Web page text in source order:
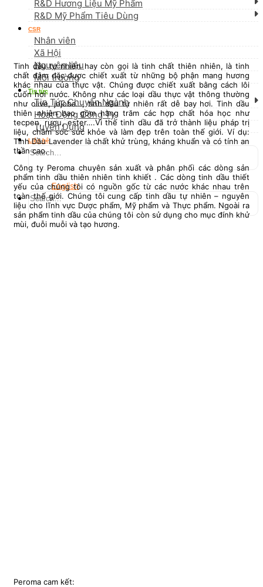
R&D Hương Liệu Mỹ Phẩm
R&D Mỹ Phẩm Tiêu Dùng
CSR
Nhân viên
Xã Hội
Nguyên liệu
Môi trường
Tin tức
Tin Tức Chuyên Ngành
Hoạt Động Công Ty
Tuyển Dụng
Liên hệ
English
Tinh dầu tự nhiên hay còn gọi là tinh chất thiên nhiên, là tinh
chất đậm đặc được chiết xuất từ những bộ phận mang hương
khác nhau của thực vật. Chúng được chiết xuất bằng cách lôi
cuốn hơi nước. Không như các loại dầu thực vật thông thường
như olive, jojoba…, tinh dầu tự nhiên rất dễ bay hơi. Tinh dầu
thiên nhiên bao gồm hàng trăm các hợp chất hóa học như
tecpen, rượu, ester….Vì thế tinh dầu đã trở thành liệu pháp trị
liệu, chăm sóc sức khỏe và làm đẹp trên toàn thế giới. Ví dụ:
Tinh Dầu Lavender là chất khử trùng, kháng khuẩn và có tính an
thần cao.
Công ty Peroma chuyên sản xuất và phân phối các dòng sản
phẩm tinh dầu thiên nhiên tinh khiết . Các dòng tinh dầu thiết
yếu của chúng tôi có nguồn gốc từ các nước khác nhau trên
toàn thế giới. Chúng tôi cung cấp tinh dầu tự nhiên – nguyên
liệu cho lĩnh vực Dược phẩm, Mỹ phẩm và Thực phẩm. Ngoài ra
sản phẩm tinh dầu của chúng tôi còn sử dụng cho mục đính khử
mùi, đuỗi muỗi và tạo hương.
Peroma cam kết: